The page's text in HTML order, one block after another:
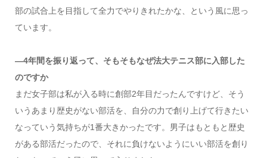
部の試合上を目指して全力でやりきれたかな、という風に思っ
ています。
―4年間を振り返って、そもそもなぜ法大テニス部に入部した
のですか
まだ女子部は私が入る時に創部2年目だったんですけど、そう
いうあまり歴史がない部活を、自分の力で創り上げて行きたい
なっていう気持ちが1番大きかったです。男子はもともと歴史
がある部活だったので、それに負けないようにいい部活を創り